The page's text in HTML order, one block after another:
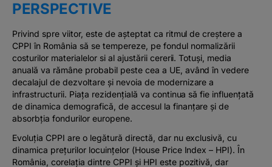
PERSPECTIVE
Privind spre viitor, este de așteptat ca ritmul de creștere a
CPPI în România să se tempereze, pe fondul normalizării
costurilor materialelor si al ajustării cererii. Totuși, media
anuală va rămâne probabil peste cea a UE, având în vedere
decalajul de dezvoltare și nevoia de modernizare a
infrastructurii. Piața rezidențială va continua să fie influențată
de dinamica demografică, de accesul la finanțare și de
absorbția fondurilor europene.
Evoluția CPPI are o legătură directă, dar nu exclusivă, cu
dinamica prețurilor locuințelor (House Price Index – HPI). În
România, corelația dintre CPPI și HPI este pozitivă, dar